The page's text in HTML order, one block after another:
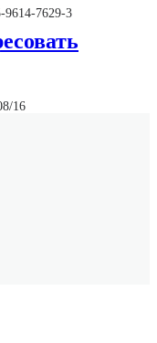
9614-7629-3
16